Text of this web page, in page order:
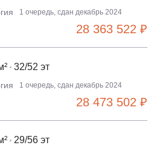
1 очередь, сдан декабрь 2024
28 363 522 ₽
32/52 эт
1 очередь, сдан декабрь 2024
28 473 502 ₽
29/56 эт